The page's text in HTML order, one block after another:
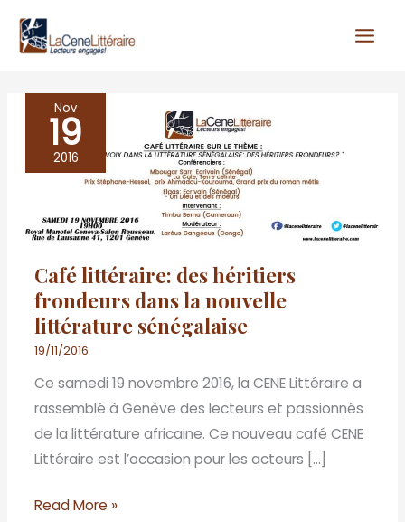
Nov
19
2016
Café littéraire: des héritiers
frondeurs dans la nouvelle
littérature sénégalaise
19/11/2016
Ce samedi 19 novembre 2016, la CENE Littéraire a
rassemblé à Genève des lecteurs et passionnés
de la littérature africaine. Ce nouveau café CENE
Littéraire est l’occasion pour les acteurs […]
Café
littéraire: des
héritiers
dans
nouvelle
littérature
sénégalaise
Read More »